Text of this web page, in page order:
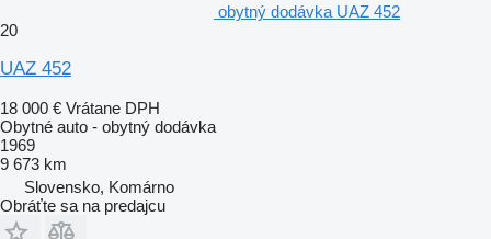
obytný dodávka UAZ 452
20
UAZ 452
18 000 € Vrátane DPH
Obytné auto - obytný dodávka
1969
9 673 km
Slovensko, Komárno
Obráťte sa na predajcu